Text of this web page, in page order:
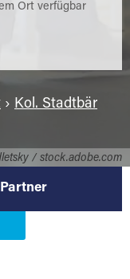
/ stock.adobe.com
Ort verfügbar
› Kol. Stadtbär
Partner in